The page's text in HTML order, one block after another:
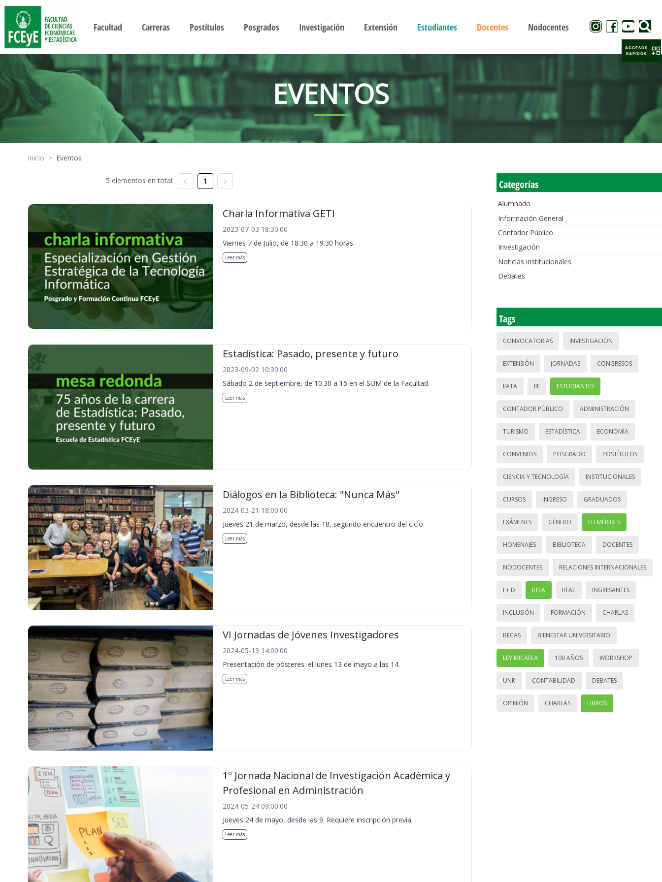
Facultad Carreras Postítulos Posgrados Investigación Extensión Estudiantes Docentes Nodocentes
EVENTOS
Inicio > Eventos
5 elementos en total: 1
Charla Informativa GETI
2023-07-03 18:30:00
Viernes 7 de Julio, de 18.30 a 19.30 horas
Leer más
Estadística: Pasado, presente y futuro
2023-09-02 10:30:00
Sábado 2 de septiembre, de 10.30 a 15 en el SUM de la Facultad.
Leer más
Diálogos en la Biblioteca: "Nunca Más"
2024-03-21 18:00:00
Jueves 21 de marzo, desde las 18, segundo encuentro del ciclo.
Leer más
VI Jornadas de Jóvenes Investigadores
2024-05-13 14:00:00
Presentación de pósteres: el lunes 13 de mayo a las 14.
Leer más
1º Jornada Nacional de Investigación Académica y
Profesional en Administración
2024-05-24 09:00:00
Jueves 24 de mayo, desde las 9. Requiere inscripción previa.
Leer más
Categorías
Alumnado
Información General
Contador Público
Investigación
Noticias institucionales
Debates
Tags
CONVOCATORIAS INVESTIGACIÓN
EXTENSIÓN JORNADAS CONGRESOS
IIATA IIE ESTUDIANTES
CONTADOR PÚBLICO ADMINISTRACIÓN
TURISMO ESTADÍSTICA ECONOMÍA
CONVENIOS POSGRADO POSTÍTULOS
CIENCIA Y TECNOLOGÍA INSTITUCIONALES
CURSOS INGRESO GRADUADOS
EXÁMENES GÉNERO EFEMÉRIDES
HOMENAJES BIBLIOTECA DOCENTES
NODOCENTES RELACIONES INTERNACIONALES
I + D IITEA IITAE INGRESANTES
INCLUSIÓN FORMACIÓN CHARLAS
BECAS BIENESTAR UNIVERSITARIO
LEY MICAELA 100 AÑOS WORKSHOP
UNR CONTABILIDAD DEBATES
OPINIÓN CHARLAS LIBROS
ACCESOS
RAPIDOS